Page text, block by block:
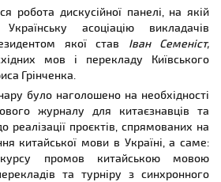
робота дискусійної панелі, на якій
асоціацію викладачів
якої став Іван Семеніст,
мов і перекладу Київського
Грінченка.
було наголошено на необхідності
журналу для китаєзнавців та
реалізації проєктів, спрямованих на
китайської мови в Україні, а саме:
промов китайською мовою
та турніру з синхронного